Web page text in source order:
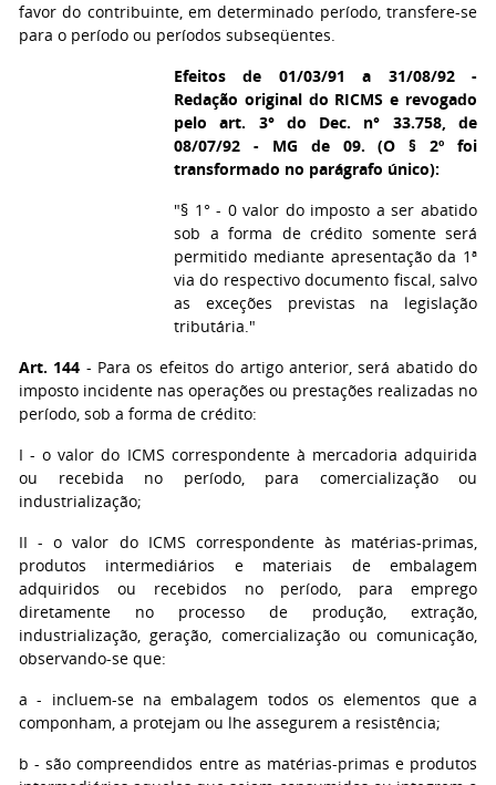
favor do contribuinte, em determinado período, transfere-se
para o período ou períodos subseqüentes.
Efeitos de 01/03/91 a 31/08/92 -
Redação original do RICMS e revogado
pelo art. 3° do Dec. n° 33.758, de
08/07/92 - MG de 09. (O § 2º foi
transformado no parágrafo único):
"§ 1° - 0 valor do imposto a ser abatido
sob a forma de crédito somente será
permitido mediante apresentação da 1ª
via do respectivo documento fiscal, salvo
as exceções previstas na legislação
tributária."
Art. 144 - Para os efeitos do artigo anterior, será abatido do
imposto incidente nas operações ou prestações realizadas no
período, sob a forma de crédito:
I - o valor do ICMS correspondente à mercadoria adquirida
ou recebida no período, para comercialização ou
industrialização;
II - o valor do ICMS correspondente às matérias-primas,
produtos intermediários e materiais de embalagem
adquiridos ou recebidos no período, para emprego
diretamente no processo de produção, extração,
industrialização, geração, comercialização ou comunicação,
observando-se que:
a - incluem-se na embalagem todos os elementos que a
componham, a protejam ou lhe assegurem a resistência;
b - são compreendidos entre as matérias-primas e produtos